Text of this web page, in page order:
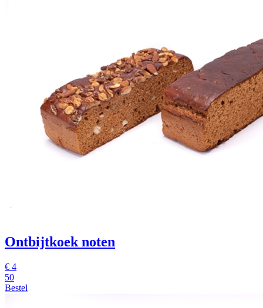
Ontbijtkoek noten
€ 4
50
Bestel